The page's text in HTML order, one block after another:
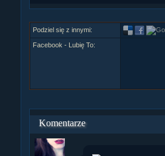
Podziel się z innymi:
Facebook - Lubię To:
Komentarze